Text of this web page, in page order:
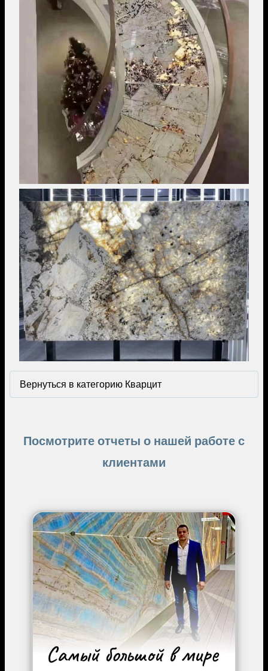
Image
Вернуться в категорию Кварцит
Посмотрите отчеты о нашей работе с
клиентами
Image